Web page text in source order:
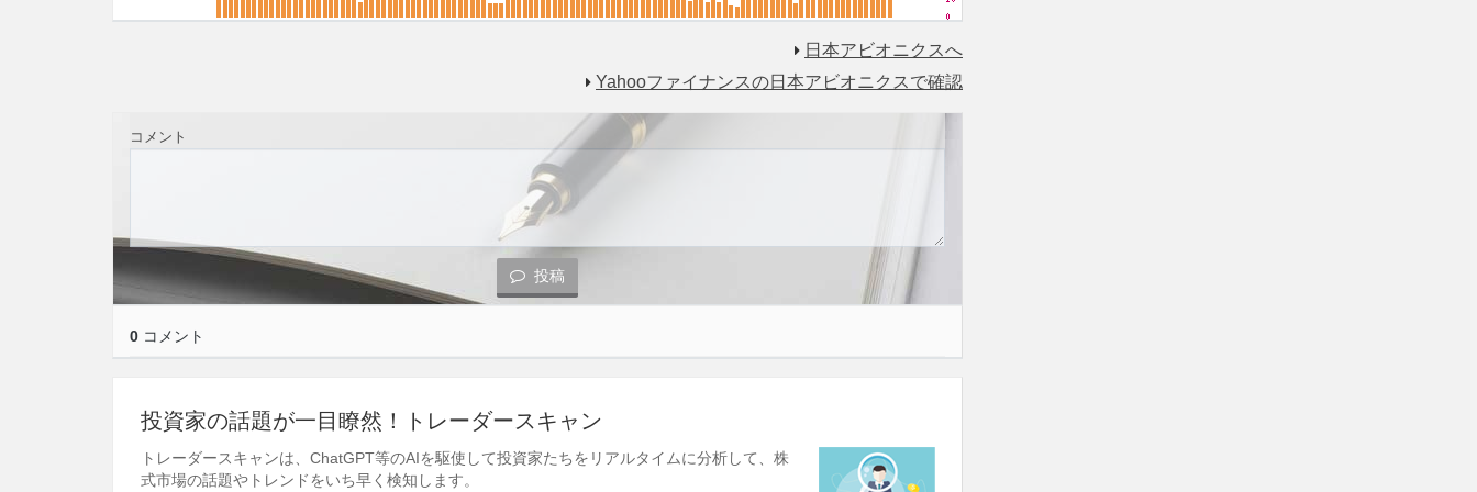
日本アビオニクスへ
Yahooファイナンスの日本アビオニクスで確認
コメント
投稿
0 コメント
投資家の話題が一目瞭然！トレーダースキャン
トレーダースキャンは、ChatGPT等のAIを駆使して投資家たちをリアルタイムに分析して、株
式市場の話題やトレンドをいち早く検知します。